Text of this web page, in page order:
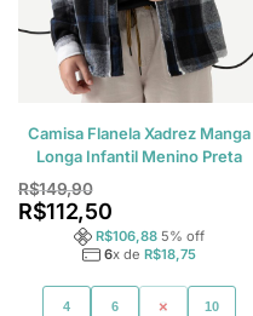
Camisa Flanela Xadrez Manga
Longa Infantil Menino Preta
R$149,90
R$112,50
R$106,88 5% off
6x de R$18,75
4 6 8 10